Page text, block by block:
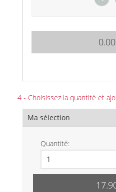
4 - Choisissez la quantité et
Ma sélection
Quantité: